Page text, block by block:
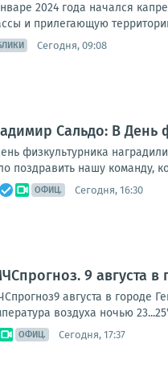
2024 года начался
и прилегающую
Сегодня, 09:08
Сальдо: В День
физкультурника
поздравить нашу команду,
ОФИЦ. Сегодня, 16:30
9 августа в
августа в городе
воздуха ночью
ОФИЦ. Сегодня, 17:37